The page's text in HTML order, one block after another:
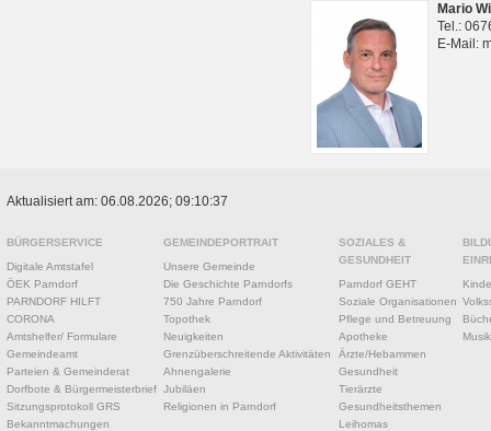
Mario
Tel.:
E-Mail:
Aktualisiert am: 06.08.2026; 09:10:37
BÜRGERSERVICE
Digitale Amtstafel
ÖEK Parndorf
PARNDORF HILFT
CORONA
Amtshelfer/ Formulare
Gemeindeamt
Parteien & Gemeinderat
Dorfbote & Bürgermeisterbrief
Sitzungsprotokoll GRS
Bekanntmachungen
GEMEINDEPORTRAIT
Unsere Gemeinde
Die Geschichte Parndorfs
750 Jahre Parndorf
Topothek
Neuigkeiten
Grenzüberschreitende Aktivitäten
Ahnengalerie
Jubiläen
Religionen in Parndorf
SOZIALES &
GESUNDHEIT
Parndorf GEHT
Soziale Organisationen
Pflege und Betreuung
Apotheke
Ärzte/Hebammen
Gesundheit
Tierärzte
Gesundheitsthemen
Leihomas